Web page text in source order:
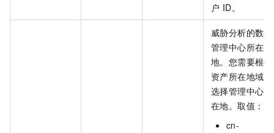
户 ID。
威胁分析的数据
管理中心所在
地。您需要根据
资产所在地域，
选择管理中心所
在地。取值：
cn-